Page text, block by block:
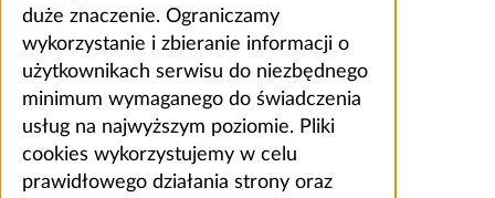
duże znaczenie. Ograniczamy
wykorzystanie i zbieranie informacji o
użytkownikach serwisu do niezbędnego
minimum wymaganego do świadczenia
usług na najwyższym poziomie. Pliki
cookies wykorzystujemy w celu
prawidłowego działania strony oraz